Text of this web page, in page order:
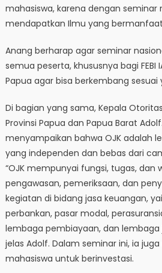
mahasiswa, karena dengan seminar
mendapatkan Ilmu yang
Anang berharap agar seminar
semua peserta, khususnya bagi FEBI
Papua agar bisa berkembang
Di bagian yang sama, Kepala
Provinsi Papua dan Papua Barat
menyampaikan bahwa OJK adalah
yang independen dan bebas dari
“OJK mempunyai fungsi, tugas, dan
pengawasan, pemeriksaan, dan
kegiatan di bidang jasa keuangan,
perbankan, pasar modal,
lembaga pembiayaan, dan lembaga
jelas Adolf. Dalam seminar ini, ia
mahasiswa untuk berinvestasi.